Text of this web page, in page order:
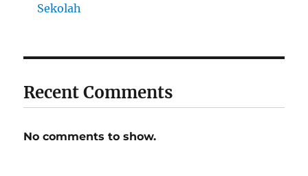
Sekolah
Recent Comments
No comments to show.